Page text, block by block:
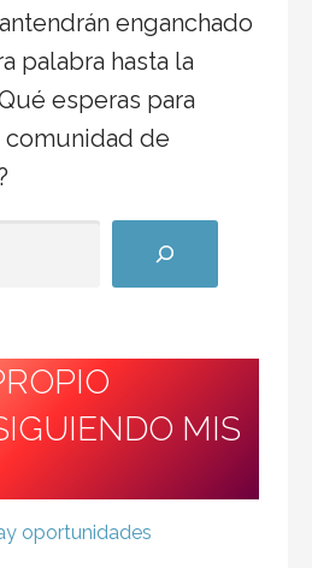
enganchado
palabra hasta la
esperas para
comunidad de
MIS